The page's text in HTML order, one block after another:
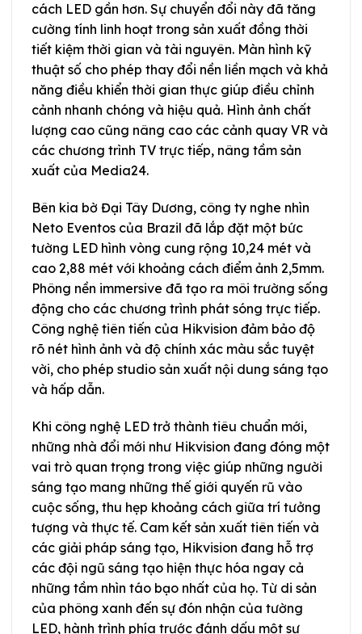
cách LED gần hơn. Sự chuyển đổi này đã tăng
cường tính linh hoạt trong sản xuất đồng thời
tiết kiệm thời gian và tài nguyên. Màn hình kỹ
thuật số cho phép thay đổi nền liền mạch và khả
năng điều khiển thời gian thực giúp điều chỉnh
cảnh nhanh chóng và hiệu quả. Hình ảnh chất
lượng cao cũng nâng cao các cảnh quay VR và
các chương trình TV trực tiếp, nâng tầm sản
xuất của Media24.
Bên kia bờ Đại Tây Dương, công ty nghe nhìn
Neto Eventos của Brazil đã lắp đặt một bức
tường LED hình vòng cung rộng 10,24 mét và
cao 2,88 mét với khoảng cách điểm ảnh 2,5mm.
Phông nền immersive đã tạo ra môi trường sống
động cho các chương trình phát sóng trực tiếp.
Công nghệ tiên tiến của Hikvision đảm bảo độ
rõ nét hình ảnh và độ chính xác màu sắc tuyệt
vời, cho phép studio sản xuất nội dung sáng tạo
và hấp dẫn.
Khi công nghệ LED trở thành tiêu chuẩn mới,
những nhà đổi mới như Hikvision đang đóng một
vai trò quan trọng trong việc giúp những người
sáng tạo mang những thế giới quyến rũ vào
cuộc sống, thu hẹp khoảng cách giữa trí tưởng
tượng và thực tế. Cam kết sản xuất tiên tiến và
các giải pháp sáng tạo, Hikvision đang hỗ trợ
các đội ngũ sáng tạo hiện thực hóa ngay cả
những tầm nhìn táo bạo nhất của họ. Từ di sản
của phông xanh đến sự đón nhận của tường
LED, hành trình phía trước đánh dấu một sự